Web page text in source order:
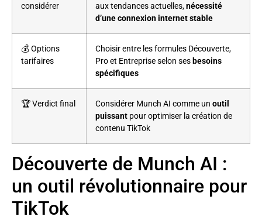
considérer
aux tendances actuelles,nécessité
d’une connexion internet stable
💰 Options
tarifaires
Choisir entre les formules Découverte,
Pro et Entreprise selon ses besoins
spécifiques
🏆 Verdict final Considérer Munch AI comme un outil
puissant pour optimiser la création de
contenu TikTok
Découverte de Munch AI :
un outil révolutionnaire pour
TikTok